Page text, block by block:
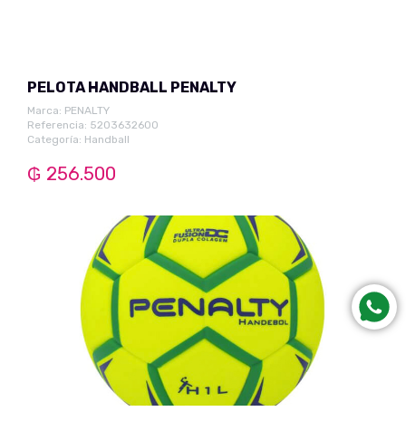
PELOTA HANDBALL PENALTY
Marca: PENALTY
Referencia: 5203632600
Categoría: Handball
₲ 256.500